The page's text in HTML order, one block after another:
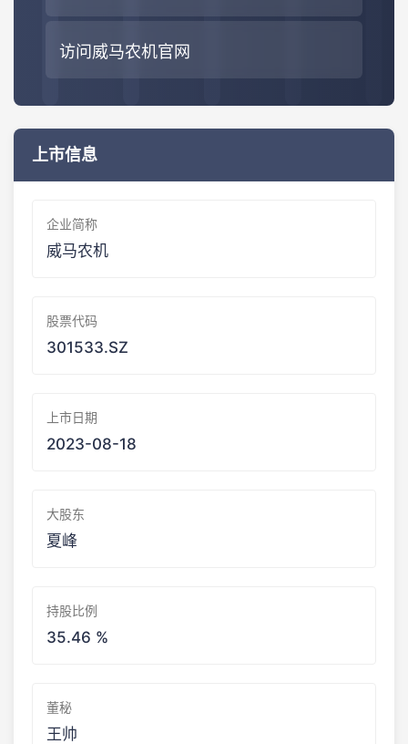
访问威马农机官网
上市信息
企业简称
威马农机
股票代码
301533.SZ
上市日期
2023-08-18
大股东
夏峰
持股比例
35.46 %
董秘
王帅